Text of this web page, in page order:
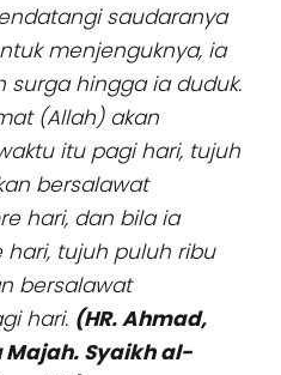
saudaranya
menjenguknya, ia
surga hingga ia duduk.
(Allah) akan
itu pagi hari, tujuh
bersalawat
hari, dan bila ia
tujuh puluh ribu
bersalawat
hari. (HR. Ahmad,
Majah. Syaikh al-